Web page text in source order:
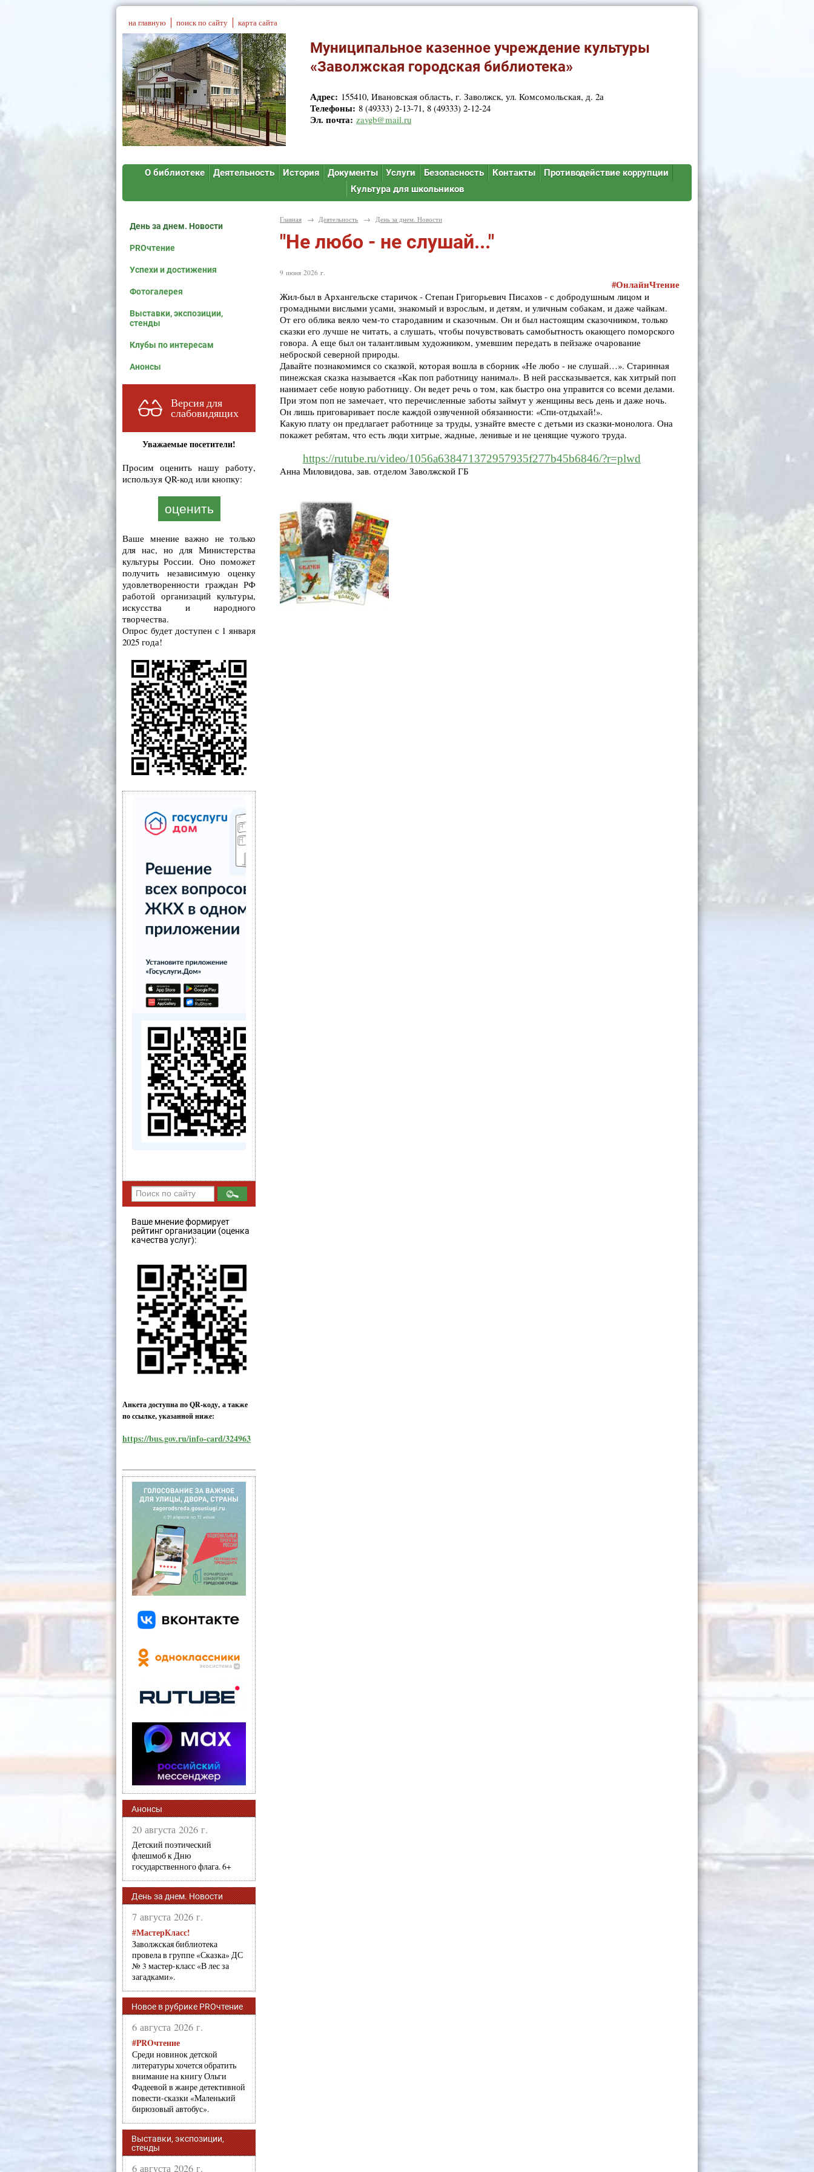
на главную поиск по сайту карта сайта
Муниципальное казенное учреждение культуры
«Заволжская городская библиотека»
Адрес: 155410, Ивановская область, г. Заволжск, ул. Комсомольская, д. 2а
Телефоны: 8 (49333) 2-13-71, 8 (49333) 2-12-24
Эл. почта: zavgb@mail.ru
О библиотеке Деятельность История Документы Услуги Безопасность Контакты
Противодействие коррупции
Культура для школьников
День за днем. Новости
PROчтение
Успехи и достижения
Фотогалерея
Выставки, экспозиции,
стенды
Клубы по интересам
Анонсы
Версия для
слабовидящих
Уважаемые посетители!
Просим оценить нашу работу,
используя QR-код или кнопку:
оценить
Ваше мнение важно не только
для нас, но для Министерства
культуры России. Оно поможет
получить независимую оценку
удовлетворенности граждан РФ
работой организаций культуры,
искусства и народного
творчества.
Опрос будет доступен с 1 января
2025 года!
Ваше мнение формирует
рейтинг организации (оценка
качества услуг):
Анкета доступна по QR-коду, а также
по ссылке, указанной ниже:
https://bus.gov.ru/info-card/324963
Анонсы
20 августа 2026 г.
Детский поэтический
флешмоб к Дню
государственного флага. 6+
День за днем. Новости
7 августа 2026 г.
#МастерКласс!
Заволжская библиотека
провела в группе «Сказка» ДС
№ 3 мастер-класс «В лес за
загадками».
Новое в рубрике PROчтение
6 августа 2026 г.
#PROчтение
Среди новинок детской
литературы хочется обратить
внимание на книгу Ольги
Фадеевой в жанре детективной
повести-сказки «Маленький
бирюзовый автобус».
Выставки, экспозиции,
стенды
6 августа 2026 г.
Главная → Деятельность → День за днем. Новости
"Не любо - не слушай..."
9 июня 2026 г.
#ОнлайнЧтение
Жил-был в Архангельске старичок - Степан Григорьевич Писахов - с добродушным лицом и
громадными вислыми усами, знакомый и взрослым, и детям, и уличным собакам, и даже чайкам.
От его облика веяло чем-то стародавним и сказочным. Он и был настоящим сказочником, только
сказки его лучше не читать, а слушать, чтобы почувствовать самобытность окающего поморского
говора. А еще был он талантливым художником, умевшим передать в пейзаже очарование
неброской северной природы.
Давайте познакомимся со сказкой, которая вошла в сборник «Не любо - не слушай…». Старинная
пинежская сказка называется «Как поп работницу нанимал». В ней рассказывается, как хитрый поп
нанимает себе новую работницу. Он ведет речь о том, как быстро она управится со всеми делами.
При этом поп не замечает, что перечисленные заботы займут у женщины весь день и даже ночь.
Он лишь приговаривает после каждой озвученной обязанности: «Спи-отдыхай!».
Какую плату он предлагает работнице за труды, узнайте вместе с детьми из сказки-монолога. Она
покажет ребятам, что есть люди хитрые, жадные, ленивые и не ценящие чужого труда.
https://rutube.ru/video/1056a638471372957935f277b45b6846/?r=plwd
Анна Миловидова, зав. отделом Заволжской ГБ